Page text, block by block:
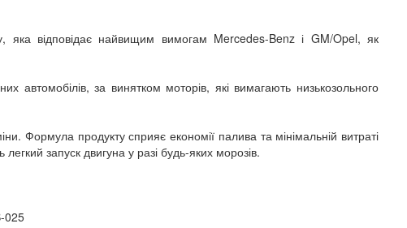
відповідає найвищим вимогам Mercedes-Benz і GM/Opel, як
автомобілів, за винятком моторів, які вимагають низькозольного
Формула продукту сприяє економії палива та мінімальній витраті
запуск двигуна у разі будь-яких морозів.
025